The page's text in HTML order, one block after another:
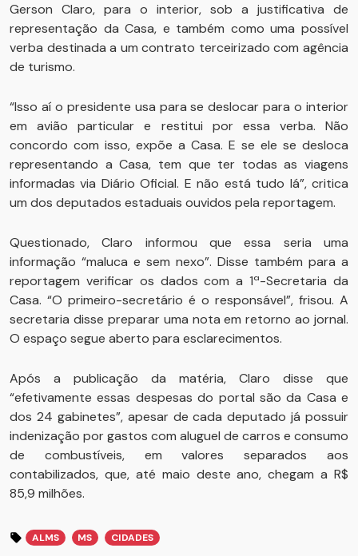
Gerson Claro, para o interior, sob a justificativa de
representação da Casa, e também como uma possível
verba destinada a um contrato terceirizado com agência
de turismo.
“Isso aí o presidente usa para se deslocar para o interior
em avião particular e restitui por essa verba. Não
concordo com isso, expõe a Casa. E se ele se desloca
representando a Casa, tem que ter todas as viagens
informadas via Diário Oficial. E não está tudo lá”, critica
um dos deputados estaduais ouvidos pela reportagem.
Questionado, Claro informou que essa seria uma
informação “maluca e sem nexo”. Disse também para a
reportagem verificar os dados com a 1ª-Secretaria da
Casa. “O primeiro-secretário é o responsável”, frisou. A
secretaria disse preparar uma nota em retorno ao jornal.
O espaço segue aberto para esclarecimentos.
Após a publicação da matéria, Claro disse que
“efetivamente essas despesas do portal são da Casa e
dos 24 gabinetes”, apesar de cada deputado já possuir
indenização por gastos com aluguel de carros e consumo
de combustíveis, em valores separados aos
contabilizados, que, até maio deste ano, chegam a R$
85,9 milhões.
ALMS MS CIDADES